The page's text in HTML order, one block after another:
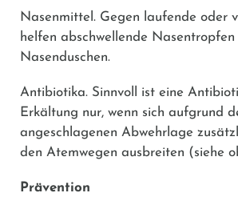
Nasenmittel. Gegen laufende oder
helfen abschwellende Nasentropfen
Nasenduschen.
Antibiotika. Sinnvoll ist eine
Erkältung nur, wenn sich aufgrund
angeschlagenen Abwehrlage
den Atemwegen ausbreiten (siehe
Prävention